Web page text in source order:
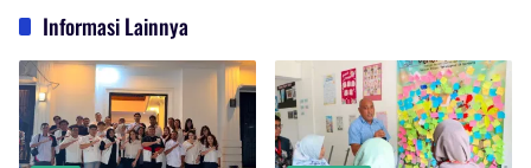
Informasi Lainnya